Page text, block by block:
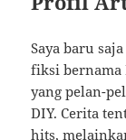
Saya baru
fiksi bernama
yang pelan-
DIY. Cerita
hits,